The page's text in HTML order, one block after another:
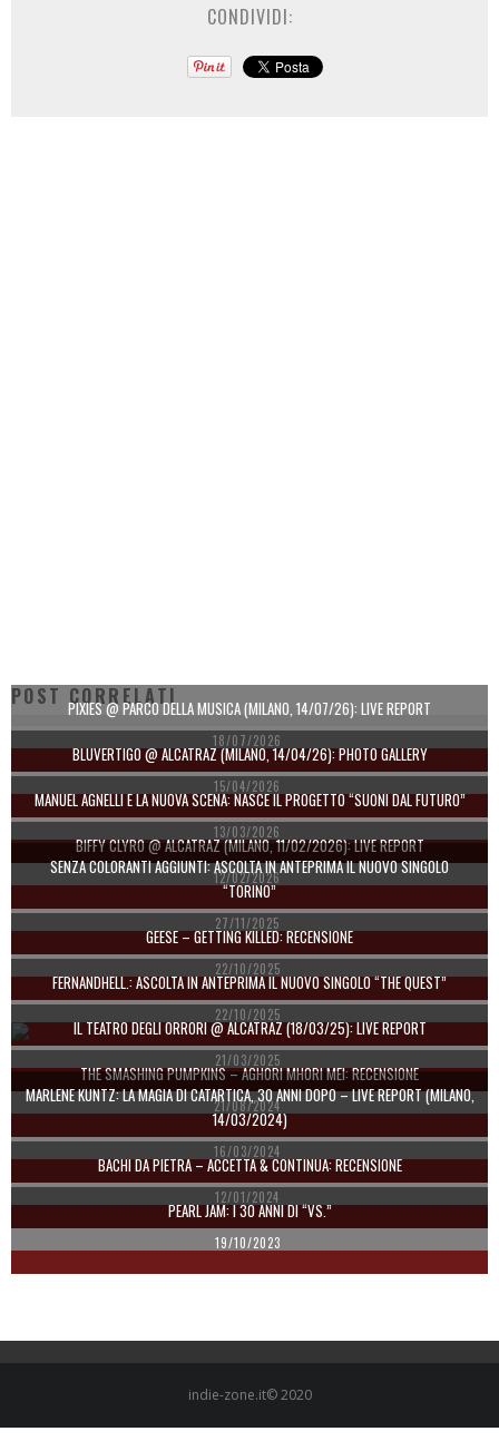
CONDIVIDI:
POST CORRELATI
PIXIES @ PARCO DELLA MUSICA (MILANO, 14/07/26): LIVE REPORT
18/07/2026
BLUVERTIGO @ ALCATRAZ (MILANO, 14/04/26): PHOTO GALLERY
15/04/2026
MANUEL AGNELLI E LA NUOVA SCENA: NASCE IL PROGETTO “SUONI DAL FUTURO”
13/03/2026
BIFFY CLYRO @ ALCATRAZ (MILANO, 11/02/2026): LIVE REPORT
12/02/2026
SENZA COLORANTI AGGIUNTI: ASCOLTA IN ANTEPRIMA IL NUOVO SINGOLO
“TORINO”
27/11/2025
GEESE – GETTING KILLED: RECENSIONE
22/10/2025
FERNANDHELL.: ASCOLTA IN ANTEPRIMA IL NUOVO SINGOLO “THE QUEST”
22/10/2025
IL TEATRO DEGLI ORRORI @ ALCATRAZ (18/03/25): LIVE REPORT
21/03/2025
THE SMASHING PUMPKINS – AGHORI MHORI MEI: RECENSIONE
21/08/2024
MARLENE KUNTZ: LA MAGIA DI CATARTICA, 30 ANNI DOPO – LIVE REPORT (MILANO,
14/03/2024)
16/03/2024
BACHI DA PIETRA – ACCETTA & CONTINUA: RECENSIONE
12/01/2024
PEARL JAM: I 30 ANNI DI “VS.”
19/10/2023
indie-zone.it© 2020